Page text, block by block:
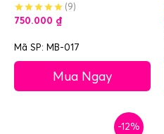
(9)
750.000 ₫
Mã SP: MB-017
Mua Ngay
-12%